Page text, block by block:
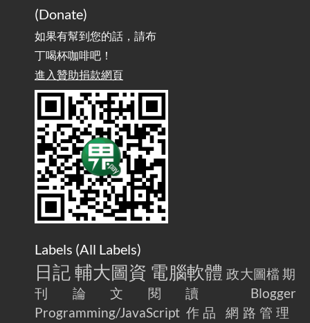
(Donate)
如果有幫到您的話，請布
丁喝杯咖啡吧！
進入贊助捐款網頁
Labels (All Labels)
日記 輔大圖資 電腦軟體 政大圖檔 期
刊論文閱讀
Blogger
Programming/JavaScript 作品
網路管理